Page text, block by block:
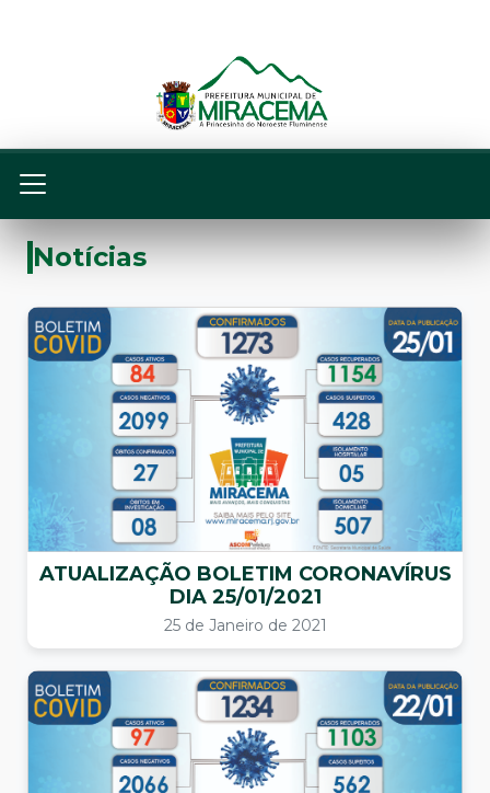
Notícias
ATUALIZAÇÃO BOLETIM CORONAVÍRUS
DIA 25/01/2021
25 de Janeiro de 2021